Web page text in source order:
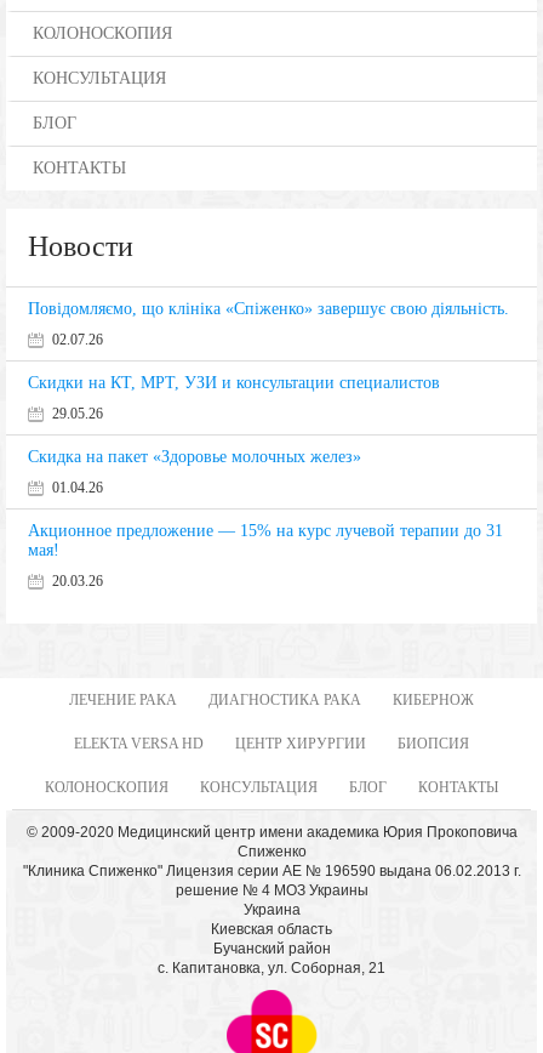
КОЛОНОСКОПИЯ
КОНСУЛЬТАЦИЯ
БЛОГ
КОНТАКТЫ
Новости
Повідомляємо, що клініка «Спіженко» завершує свою діяльність.
02.07.26
Скидки на КТ, МРТ, УЗИ и консультации специалистов
29.05.26
Скидка на пакет «Здоровье молочных желез»
01.04.26
Акционное предложение — 15% на курс лучевой терапии до 31
мая!
20.03.26
ЛЕЧЕНИЕ РАКА ДИАГНОСТИКА РАКА КИБЕРНОЖ
ELEKTA VERSA HD ЦЕНТР ХИРУРГИИ БИОПСИЯ
КОЛОНОСКОПИЯ КОНСУЛЬТАЦИЯ БЛОГ КОНТАКТЫ
© 2009-2020 Медицинский центр имени академика Юрия Прокоповича
Спиженко
"Клиника Спиженко" Лицензия серии АЕ № 196590 выдана 06.02.2013 г.
решение № 4 МОЗ Украины
Украина
Киевская область
Бучанский район
с. Капитановка, ул. Соборная, 21